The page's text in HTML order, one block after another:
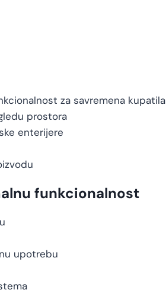
za savremena kupatila
prostora
enterijere
funkcionalnost
upotrebu